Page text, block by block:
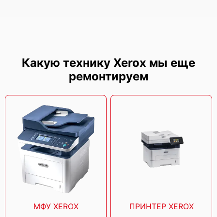
Xerox AltaLink B8245
Xerox VersaLink B7135
Какую технику Xerox мы еще
ремонтируем
МФУ XEROX ПРИНТЕР XEROX